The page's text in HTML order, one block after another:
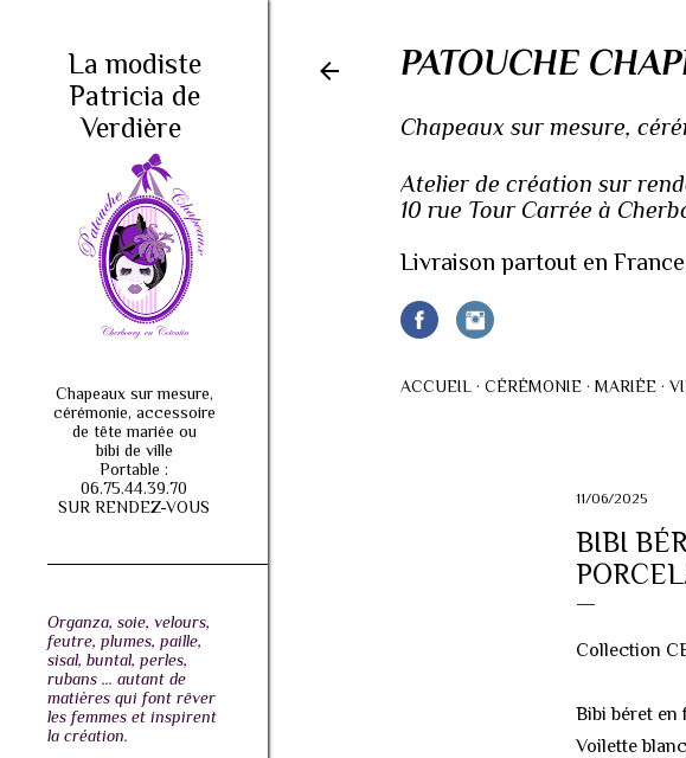
PATOUCHE
Chapeaux sur mesure,
Atelier de création sur
10 rue Tour Carrée à
Livraison partout en
ACCUEIL CÉRÉMONIE MARIÉE
11/06/2025
BIBI
Collection
Bibi béret en
Voilette
La modiste
Patricia de
Verdière
Chapeaux sur mesure,
cérémonie, accessoire
de tête mariée ou
bibi de ville
Portable :
06.75.44.39.70
SUR RENDEZ-VOUS
Organza, soie, velours,
feutre, plumes, paille,
sisal, buntal, perles,
rubans ... autant de
matières qui font rêver
les femmes et inspirent
la création.